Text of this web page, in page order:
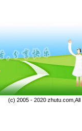
(c) 2005 - 2020